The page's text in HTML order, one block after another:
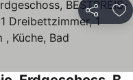
Partilhar